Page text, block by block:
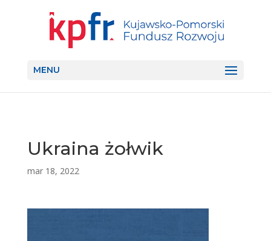
MENU
Ukraina żołwik
mar 18, 2022